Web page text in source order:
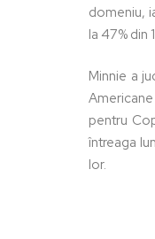
domeniu,
la 47% din
Minnie a
pentru
întreaga
lor.